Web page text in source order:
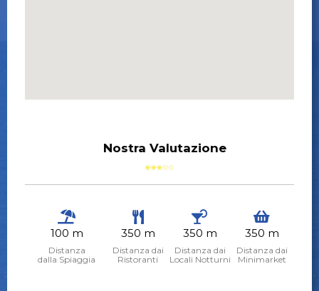
Nostra Valutazione
100 m
Distanza
dalla Spiaggia
350 m
Distanza dai
Ristoranti
350 m
Distanza dai
Locali Notturni
350 m
Distanza dai
Minimarket